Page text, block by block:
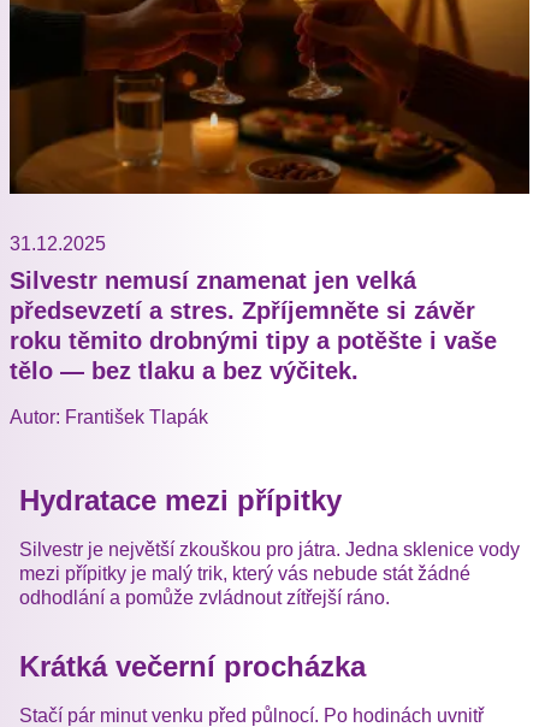
31.12.2025
Silvestr nemusí znamenat jen velká
předsevzetí a stres. Zpříjemněte si závěr
roku těmito drobnými tipy a potěšte i vaše
tělo — bez tlaku a bez výčitek.
Autor: František Tlapák
Hydratace mezi přípitky
Silvestr je největší zkouškou pro játra. Jedna sklenice vody
mezi přípitky je malý trik, který vás nebude stát žádné
odhodlání a pomůže zvládnout zítřejší ráno.
Krátká večerní procházka
Stačí pár minut venku před půlnocí. Po hodinách uvnitř